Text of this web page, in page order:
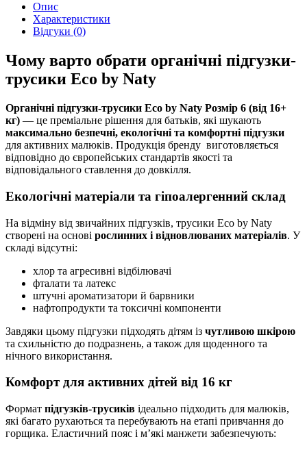
Опис
Характеристики
Відгуки (0)
Чому варто обрати органічні підгузки-
трусики Eco by Naty
Органічні підгузки-трусики Eco by Naty Розмір 6 (від 16+
кг) — це преміальне рішення для батьків, які шукають
максимально безпечні, екологічні та комфортні підгузки
для активних малюків. Продукція бренду виготовляється
відповідно до європейських стандартів якості та
відповідального ставлення до довкілля.
Екологічні матеріали та гіпоалергенний склад
На відміну від звичайних підгузків, трусики Eco by Naty
створені на основі рослинних і відновлюваних матеріалів. У
складі відсутні:
хлор та агресивні відбілювачі
фталати та латекс
штучні ароматизатори й барвники
нафтопродукти та токсичні компоненти
Завдяки цьому підгузки підходять дітям із чутливою шкірою
та схильністю до подразнень, а також для щоденного та
нічного використання.
Комфорт для активних дітей від 16 кг
Формат підгузків-трусиків ідеально підходить для малюків,
які багато рухаються та перебувають на етапі привчання до
горщика. Еластичний пояс і м’які манжети забезпечують: